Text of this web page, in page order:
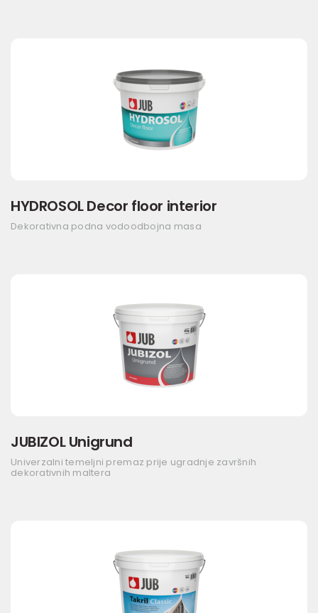
HYDROSOL Decor floor interior
Dekorativna podna vodoodbojna masa
JUBIZOL Unigrund
Univerzalni temeljni premaz prije ugradnje završnih
dekorativnih maltera